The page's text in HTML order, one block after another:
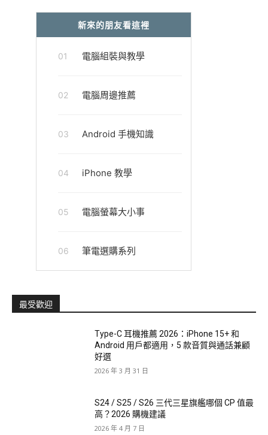
新來的朋友看這裡
01 電腦組裝與教學
02 電腦周邊推薦
03 Android 手機知識
04 iPhone 教學
05 電腦螢幕大小事
06 筆電選購系列
最受歡迎
Type-C 耳機推薦 2026：iPhone 15+ 和
Android 用戶都適用，5 款音質與通話兼顧
好選
2026 年 3 月 31 日
S24 / S25 / S26 三代三星旗艦哪個 CP 值最
高？2026 購機建議
2026 年 4 月 7 日